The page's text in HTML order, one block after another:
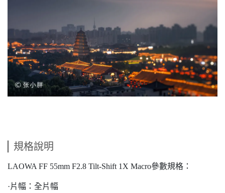
規格說明
LAOWA FF 55mm F2.8 Tilt-Shift 1X Macro參數規格：
·片幅：全片幅